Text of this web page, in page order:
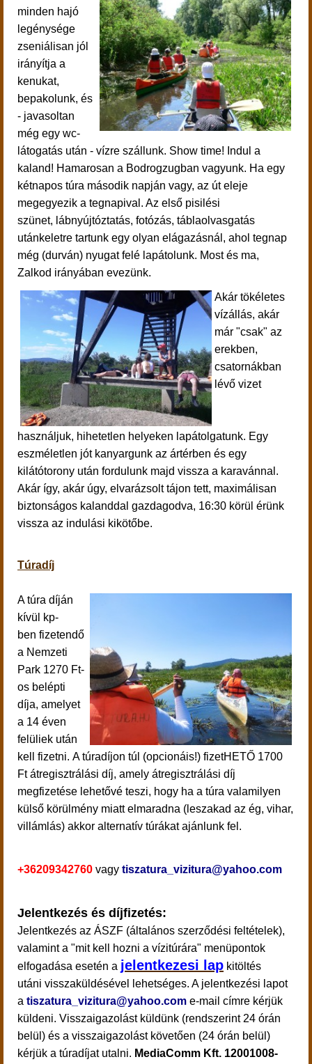
minden hajó
legénysége
zseniálisan jól
irányítja a
kenukat,
bepakolunk, és
- javasoltan
még egy wc-
látogatás után - vízre szállunk. Show time! Indul a
kaland! Hamarosan a Bodrogzugban vagyunk. Ha egy
kétnapos túra második napján vagy, az út eleje
megegyezik a tegnapival. Az első pisilési
szünet, lábnyújtóztatás, fotózás, táblaolvasgatás
utánkeletre tartunk egy olyan elágazásnál, ahol tegnap
még (durván) nyugat felé lapátolunk. Most és ma,
Zalkod irányában evezünk.
Akár tökéletes
vízállás, akár
már "csak" az
erekben,
csatornákban
lévő vizet
használjuk, hihetetlen helyeken lapátolgatunk. Egy
eszméletlen jót kanyargunk az ártérben és egy
kilátótorony után fordulunk majd vissza a karavánnal.
Akár így, akár úgy, elvarázsolt tájon tett, maximálisan
biztonságos kalanddal gazdagodva, 16:30 körül érünk
vissza az indulási kikötőbe.
Túradíj
A túra díján
kívül kp-
ben fizetendő
a Nemzeti
Park 1270 Ft-
os belépti
díja, amelyet
a 14 éven
felüliek után
kell fizetni. A túradíjon túl (opcionáis!) fizetHETŐ 1700
Ft átregisztrálási díj, amely átregisztrálási díj
megfizetése lehetővé teszi, hogy ha a túra valamilyen
külső körülmény miatt elmaradna (leszakad az ég, vihar,
villámlás) akkor alternatív túrákat ajánlunk fel.
+36209342760 vagy tiszatura_vizitura@yahoo.com
Jelentkezés és díjfizetés:
Jelentkezés az ÁSZF (általános szerződési feltételek),
valamint a "mit kell hozni a vízitúrára" menüpontok
elfogadása esetén a jelentkezesi lap kitöltés
utáni visszaküldésével lehetséges. A jelentkezési lapot
a tiszatura_vizitura@yahoo.com e-mail címre kérjük
küldeni. Visszaigazolást küldünk (rendszerint 24 órán
belül) és a visszaigazolást követően (24 órán belül)
kérjük a túradíjat utalni. MediaComm Kft. 12001008-